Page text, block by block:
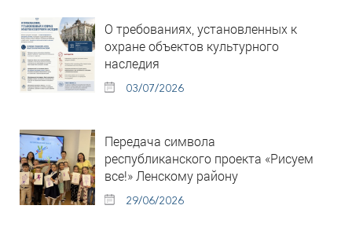
О требованиях, установленных к
охране объектов культурного
наследия
03/07/2026
Передача символа
республиканского проекта «Рисуем
все!» Ленскому району
29/06/2026